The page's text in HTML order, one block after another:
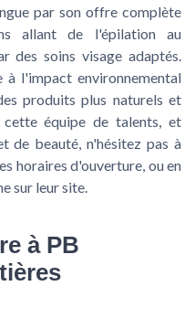
par son offre complète
allant de l'épilation au
des soins visage adaptés.
à l'impact environnemental
produits plus naturels et
cette équipe de talents, et
de beauté, n'hésitez pas à
horaires d'ouverture, ou en
sur leur site.
à PB